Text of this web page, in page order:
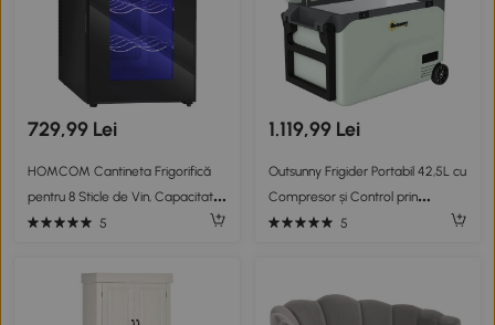
729,99 Lei
HOMCOM Cantineta Frigorifică
pentru 8 Sticle de Vin, Capacitate
21L, Display Touch și Rafturi
5
1.119,99 Lei
Outsunny Frigider Portabil 42,5L cu
Compresor și Control prin
Aplicație, -20℃ la 20℃
5